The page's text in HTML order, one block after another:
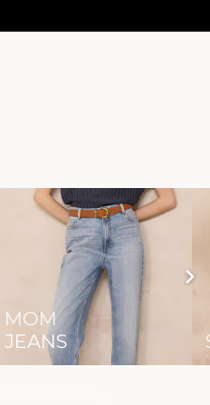
MOM
JEANS